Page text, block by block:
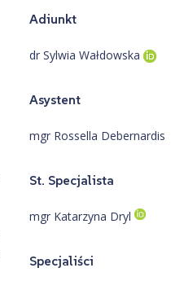
Adiunkt
dr Sylwia Wałdowska
Asystent
mgr Rossella Debernardis
St. Specjalista
mgr Katarzyna Dryl
Specjaliści